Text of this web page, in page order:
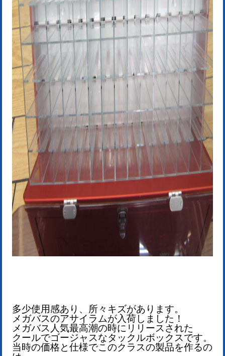
多少使用感あり、所々キズがあります。
メガバスのアサイラムが入荷しました！
メガバス人気最高潮の時にリリースされた
クールでゴージャスなタックルボックスです。
当時の価格と仕様でこのクラスの製品を作るの